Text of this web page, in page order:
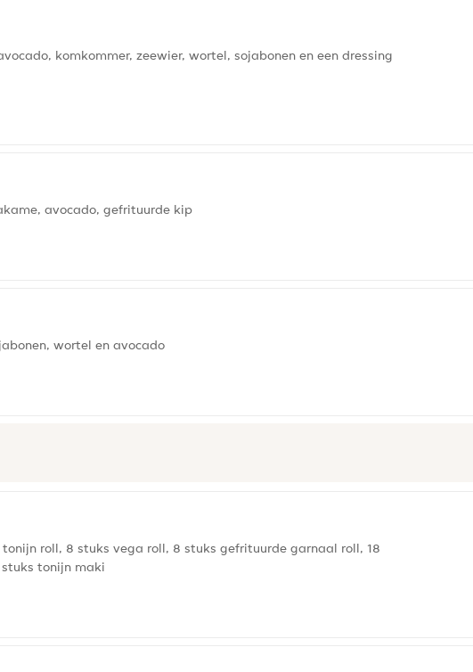
komkommer, zeewier, wortel, sojabonen en een dressing
avocado, gefrituurde kip
wortel en avocado
roll, 8 stuks vega roll, 8 stuks gefrituurde garnaal roll, 18
tonijn maki